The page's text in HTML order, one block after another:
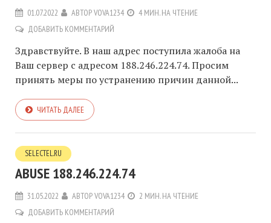
01.07.2022 АВТОРVOVA1234
4 МИН. НА ЧТЕНИЕ
ДОБАВИТЬ КОММЕНТАРИЙ
Здравствуйте. В наш адрес поступила жалоба на
Ваш сервер с адресом 188.246.224.74. Просим
принять меры по устранению причин данной...
ЧИТАТЬ ДАЛЕЕ
SELECTEL.RU
ABUSE 188.246.224.74
31.05.2022 АВТОРVOVA1234
2 МИН. НА ЧТЕНИЕ
ДОБАВИТЬ КОММЕНТАРИЙ